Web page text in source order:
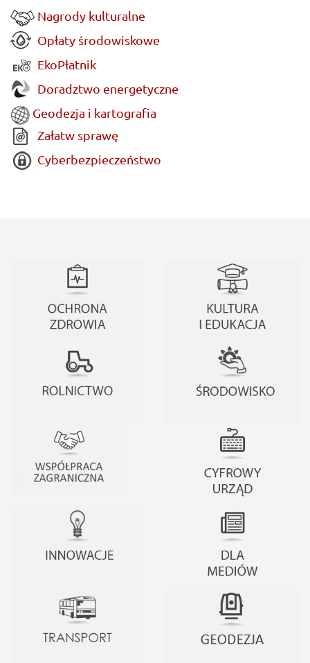
Nagrody kulturalne
Opłaty środowiskowe
EkoPłatnik
Doradztwo energetyczne
Geodezja i kartografia
Załatw sprawę
Cyberbezpieczeństwo